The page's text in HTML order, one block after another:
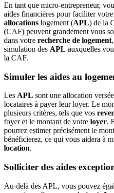
En tant que micro-entrepreneur,
aides financières pour faciliter
allocations logement (APL) de la
(CAF) peuvent grandement vous
dans votre recherche de logement
simulation des APL auxquelles
la CAF.
Simuler les aides au
Les APL sont une allocation
locataires à payer leur loyer. Le
plusieurs critères, tels que vos
foyer et le montant de votre loyer.
pourrez estimer précisément le
bénéficierez, ce qui vous aidera à
location.
Solliciter des aides
Au-delà des APL, vous pouvez